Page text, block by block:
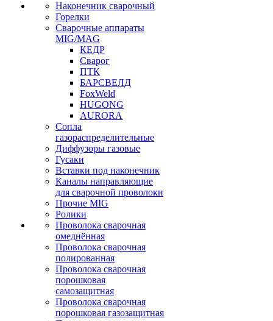
Наконечник сварочный
Горелки
Сварочные аппараты
MIG/MAG
КЕДР
Сварог
ПТК
БАРСВЕЛД
FoxWeld
HUGONG
AURORA
Сопла
газораспределительные
Диффузоры газовые
Гусаки
Вставки под наконечник
Каналы направляющие
для сварочной проволоки
Прочие MIG
Ролики
Проволока сварочная
омеднённая
Проволока сварочная
полированная
Проволока сварочная
порошковая
самозащитная
Проволока сварочная
порошковая газозащитная